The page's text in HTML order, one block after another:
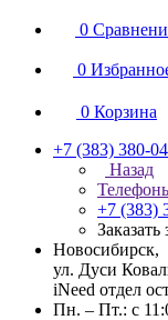
0
0
0 Корзина
+7 (383) 380-
Назад
+7 (383)
Заказать
Новосибирск,
ул. Дуси
iNeed отдел
Пн. – Пт.: с